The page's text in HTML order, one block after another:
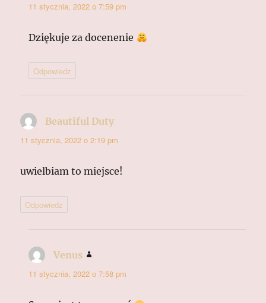
11 stycznia, 2022 o 7:59 pm
Dziękuje za docenenie
Odpowiedz
Beautiful Duty
11 stycznia, 2022 o 2:19 pm
uwielbiam to miejsce!
Odpowiedz
Venus
11 stycznia, 2022 o 7:58 pm